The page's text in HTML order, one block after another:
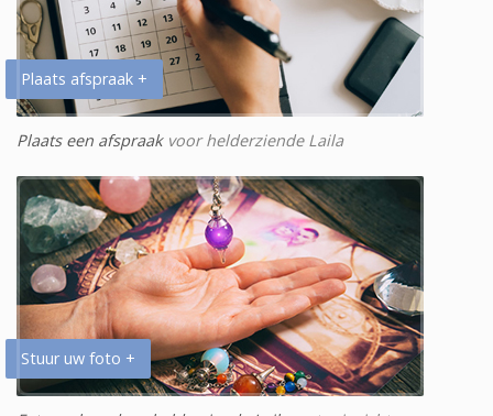
Plaats afspraak +
Plaats een afspraakvoor helderziende Laila
Stuur uw foto +